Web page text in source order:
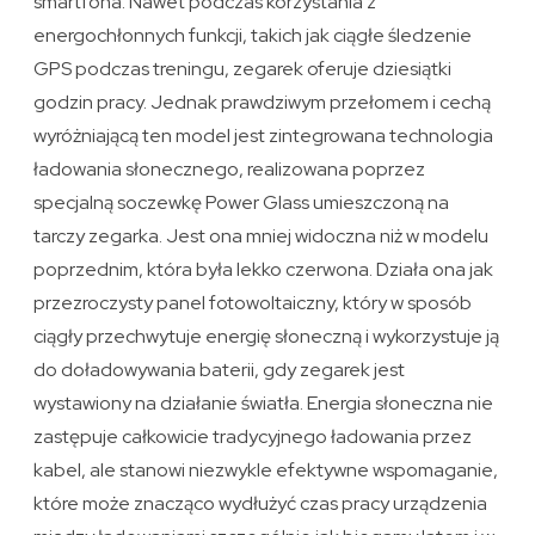
energochłonnych funkcji, takich jak ciągłe śledzenie
GPS podczas treningu, zegarek oferuje dziesiątki
godzin pracy. Jednak prawdziwym przełomem i cechą
wyróżniającą ten model jest zintegrowana technologia
ładowania słonecznego, realizowana poprzez
specjalną soczewkę Power Glass umieszczoną na
tarczy zegarka. Jest ona mniej widoczna niż w modelu
poprzednim, która była lekko czerwona. Działa ona jak
przezroczysty panel fotowoltaiczny, który w sposób
ciągły przechwytuje energię słoneczną i wykorzystuje ją
do doładowywania baterii, gdy zegarek jest
wystawiony na działanie światła. Energia słoneczna nie
zastępuje całkowicie tradycyjnego ładowania przez
kabel, ale stanowi niezwykle efektywne wspomaganie,
które może znacząco wydłużyć czas pracy urządzenia